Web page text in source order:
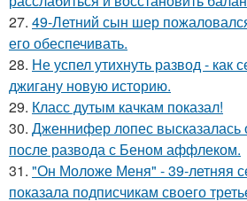
27. 49-Летний сын шер
его обеспечивать.
28. Не успел утихнуть развод - как
джигану новую историю.
29. Класс дутым качкам показал!
30. Дженнифер лопес высказалась
после развода с Беном аффлеком.
31. "Он Моложе Меня" - 39-летняя
показала подписчикам своего